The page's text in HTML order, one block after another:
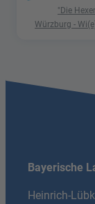
"Die
Würzburg -
Bayerische
Heinrich-